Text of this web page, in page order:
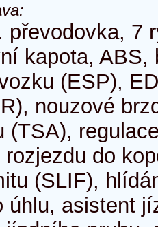
převodovka, 7
kapota, ABS,
(ESP),
nouzové
(TSA),
do
(SLIF),
úhlu, asistent